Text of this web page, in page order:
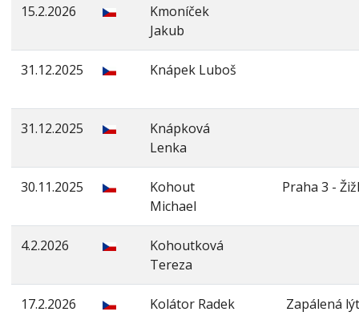
15.2.2026
Kmoníček
Jakub
31.12.2025 Knápek Luboš
31.12.2025
Knápková
Lenka
30.11.2025
Kohout
Michael
Praha 3 -
4.2.2026
Kohoutková
Tereza
17.2.2026 Kolátor Radek Zapálená